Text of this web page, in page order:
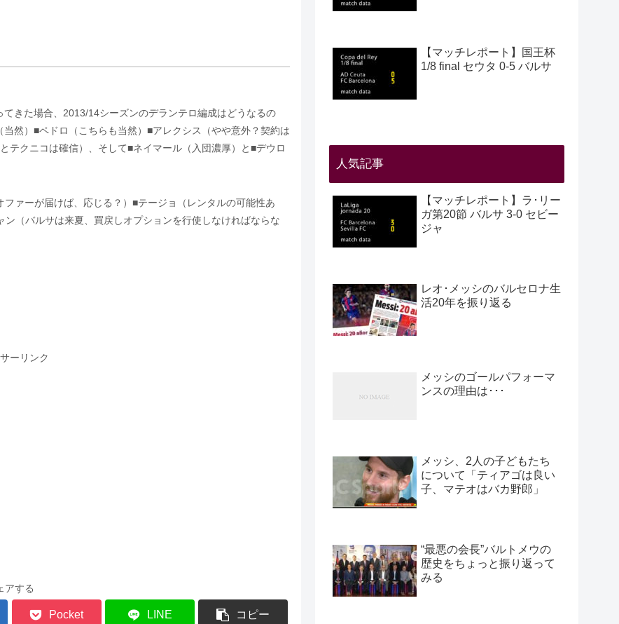
きた場合、2013/14シーズンのデランテロ編成はどうなるの
然）■ペドロ（こちらも当然）■アレクシス（やや意外？契約は
テクニコは確信）、そして■ネイマール（入団濃厚）と■デウロ
ァーが届けば、応じる？）■テージョ（レンタルの可能性あ
（バルサは来夏、買戻しオプションを行使しなければならな
ーリンク
アする
Pocket LINE コピー
【マッチレポート】国王杯
1/8 final セウタ 0-5 バルサ
人気記事
【マッチレポート】ラ･リー
ガ第20節 バルサ 3-0 セビー
ジャ
レオ･メッシのバルセロナ生
活20年を振り返る
メッシのゴールパフォーマ
ンスの理由は･･･
メッシ、2人の子どもたち
について「ティアゴは良い
子、マテオはバカ野郎」
“最悪の会長”バルトメウの
歴史をちょっと振り返って
みる